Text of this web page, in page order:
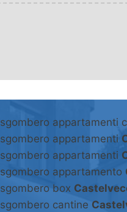
sgombero appartamenti
sgombero appartamenti
sgombero appartamenti
sgombero appartamento
sgombero box
sgombero cantine